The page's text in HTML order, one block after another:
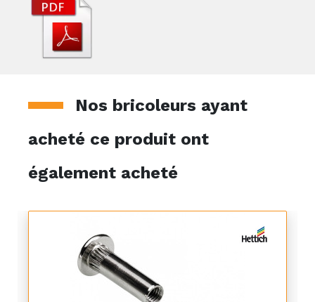
Nos bricoleurs ayant
acheté ce produit ont
également acheté